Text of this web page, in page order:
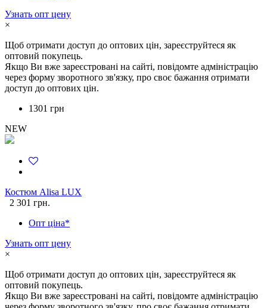
Узнать опт цену
×
Щоб отримати доступ до оптових цін, зареєструйтеся як
оптовий покупець.
Якщо Ви вже зареєстровані на сайті, повідомте адміністрацію
через форму зворотного зв'язку, про своє бажання отримати
доступ до оптових цін.
1301 грн
NEW
Костюм Alisa LUX
2 301 грн.
Опт ціна*
Узнать опт цену
×
Щоб отримати доступ до оптових цін, зареєструйтеся як
оптовий покупець.
Якщо Ви вже зареєстровані на сайті, повідомте адміністрацію